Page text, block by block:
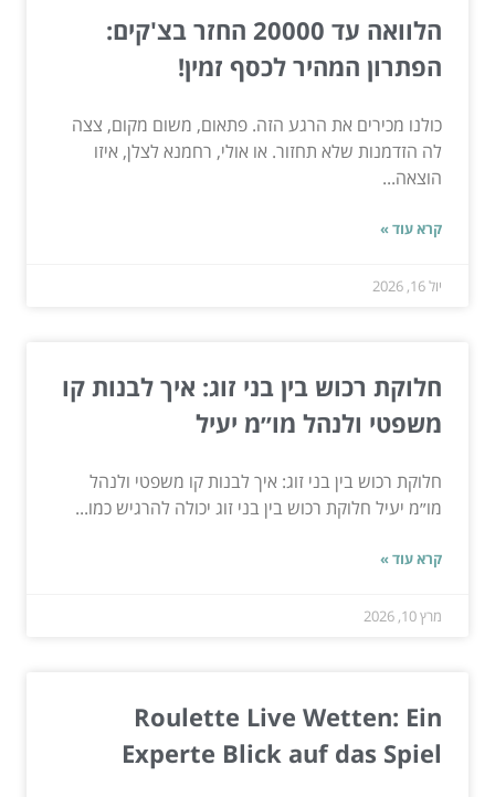
הלוואה עד 20000 החזר בצ'קים:
הפתרון המהיר לכסף זמין!
כולנו מכירים את הרגע הזה. פתאום, משום מקום, צצה
לה הזדמנות שלא תחזור. או אולי, רחמנא לצלן, איזו
הוצאה...
קרא עוד »
יול 16, 2026
חלוקת רכוש בין בני זוג: איך לבנות קו
משפטי ולנהל מו״מ יעיל
חלוקת רכוש בין בני זוג: איך לבנות קו משפטי ולנהל
מו״מ יעיל חלוקת רכוש בין בני זוג יכולה להרגיש כמו...
קרא עוד »
מרץ 10, 2026
Roulette Live Wetten: Ein
Experte Blick auf das Spiel